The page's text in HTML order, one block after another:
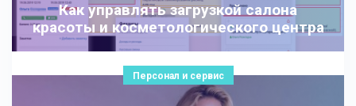
Как управлять загрузкой салона
красоты и косметологического центра
Персонал и сервис